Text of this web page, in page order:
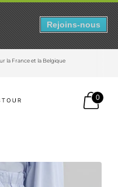
la France et la Belgique
0
Rejoins-nous